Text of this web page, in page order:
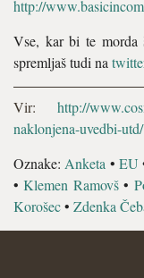
http://
Vse, kar bi te morda
spremljaš tudi na
Vir: http://
naklonjena-uvedbi-utd/
Oznake: Anketa • EU
•Klemen Ramovš•
Korošec• Zdenka